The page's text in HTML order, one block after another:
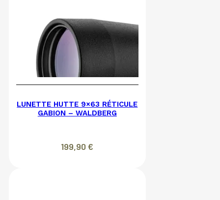
LUNETTE HUTTE 9×63 RÉTICULE
GABION – WALDBERG
199,90€